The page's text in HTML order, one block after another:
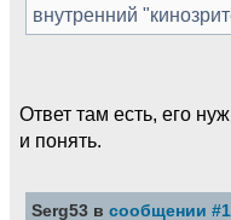
внутренний
Ответ там есть, его
и понять.
Serg53 в сообщении